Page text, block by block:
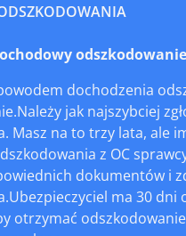
dochodzenia
jak najszybciej
Masz na to trzy lata, ale
z OC
dokumentów i
ma 30
otrzymać